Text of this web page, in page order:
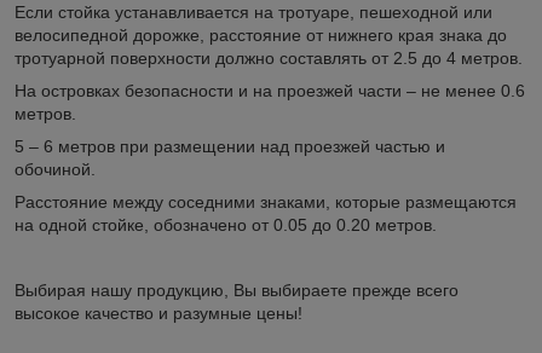
Если стойка устанавливается на тротуаре, пешеходной или
велосипедной дорожке, расстояние от нижнего края знака до
тротуарной поверхности должно составлять от 2.5 до 4 метров.
На островках безопасности и на проезжей части – не менее 0.6
метров.
5 – 6 метров при размещении над проезжей частью и
обочиной.
Расстояние между соседними знаками, которые размещаются
на одной стойке, обозначено от 0.05 до 0.20 метров.
Выбирая нашу продукцию, Вы выбираете прежде всего
высокое качество и разумные цены!